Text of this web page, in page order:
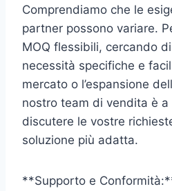
Comprendiamo che le
partner possono variare.
MOQ flessibili, cercando
necessità specifiche e
mercato o l’espansione
nostro team di vendita è
discutere le vostre
soluzione più adatta.
**Supporto e